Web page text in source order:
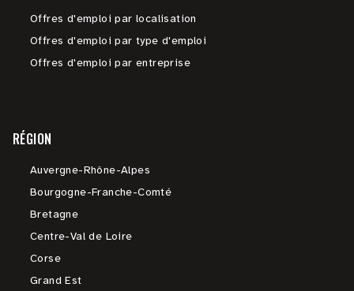
Offres d'emploi par localisation
Offres d'emploi par type d'emploi
Offres d'emploi par entreprise
RÉGION
Auvergne-Rhône-Alpes
Bourgogne-Franche-Comté
Bretagne
Centre-Val de Loire
Corse
Grand Est